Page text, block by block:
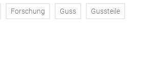
Forschung Guss Gussteile